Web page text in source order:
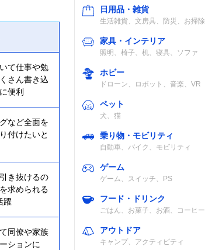
て仕事や勉
さん書き込
便利
など全面を
付けたいと
き抜けるの
求められる
躍
同僚や家族
ションに
日用品・雑貨
生活雑貨、文房具、防災、お掃除
家具・インテリア
照明、椅子、机、寝具、ソファ
ホビー
ドローン、ロボット、音楽、VR
ペット
犬、猫
乗り物・モビリティ
自動車、バイク、モビリティ
ゲーム
ゲーム、スイッチ、PS
フード・ドリンク
ごはん、お菓子、お酒、コーヒー
アウトドア
キャンプ、アクティビティ